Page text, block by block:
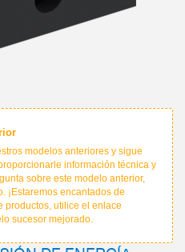
modelos anteriores y sigue
información técnica y
sobre este modelo anterior,
¡Estaremos encantados de
productos, utilice el enlace
sucesor mejorado.